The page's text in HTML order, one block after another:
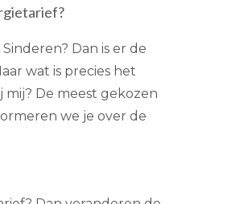
Dan is er de
wat is precies het
De meest gekozen
we je over de